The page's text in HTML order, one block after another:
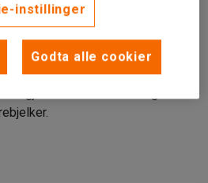
kg
instillinger
Godta alle cookier